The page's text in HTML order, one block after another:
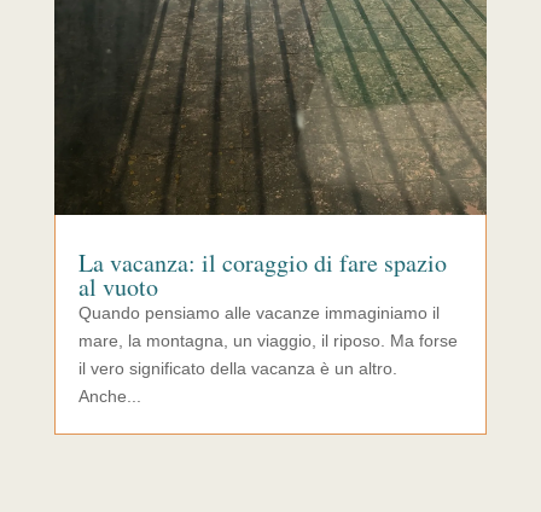
La vacanza: il coraggio di fare spazio
al vuoto
Quando pensiamo alle vacanze immaginiamo il
mare, la montagna, un viaggio, il riposo. Ma forse
il vero significato della vacanza è un altro.
Anche...